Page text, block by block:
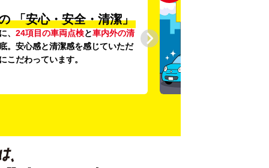
「安心・安全・清潔」
、 24項目の車両点検と車内外の清
。安心感と清潔感を感じていただ
こだわっています。